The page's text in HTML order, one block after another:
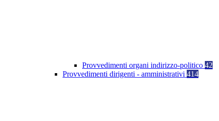
Provvedimenti organi indirizzo-politico 42
Provvedimenti dirigenti - amministrativi 414